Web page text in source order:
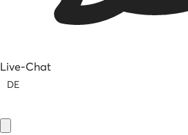
Live-Chat
DE